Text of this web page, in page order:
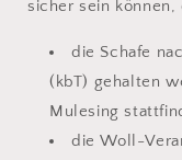
sicher sein können,
die Schafe
(kbT) gehalten
Mulesing
die Woll-